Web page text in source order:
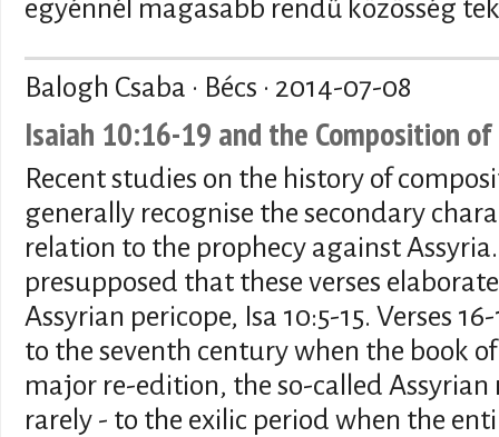
egyénnél magasabb rendű közösség
Balogh Csaba · Bécs · 2014-07-08
Isaiah 10:16-19 and the Composition
Recent studies on the history of
generally recognise the secondary
relation to the prophecy against
presupposed that these verses
Assyrian pericope, Isa 10:5-15. Verses
to the seventh century when the book
major re-edition, the so-called
rarely - to the exilic period when the